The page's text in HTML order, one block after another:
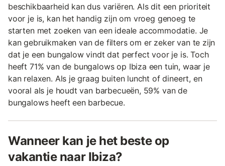
beschikbaarheid kan dus variëren. Als dit een prioriteit
voor je is, kan het handig zijn om vroeg genoeg te
starten met zoeken van een ideale accommodatie. Je
kan gebruikmaken van de filters om er zeker van te zijn
dat je een bungalow vindt dat perfect voor je is. Toch
heeft 71% van de bungalows op Ibiza een tuin, waar je
kan relaxen. Als je graag buiten luncht of dineert, en
vooral als je houdt van barbecueën, 59% van de
bungalows heeft een barbecue.
Wanneer kan je het beste op
vakantie naar Ibiza?